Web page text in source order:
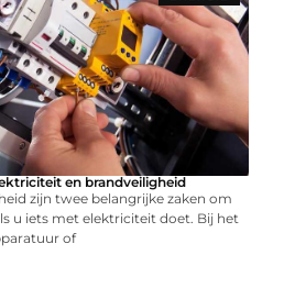
en brandveiligheid
zijn twee belangrijke zaken om
u iets met elektriciteit doet. Bij het
of